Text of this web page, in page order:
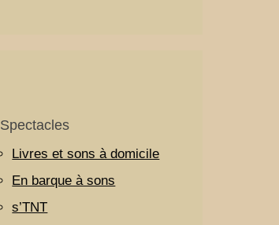
Spectacles
Livres et sons à domicile
En barque à sons
s’TNT